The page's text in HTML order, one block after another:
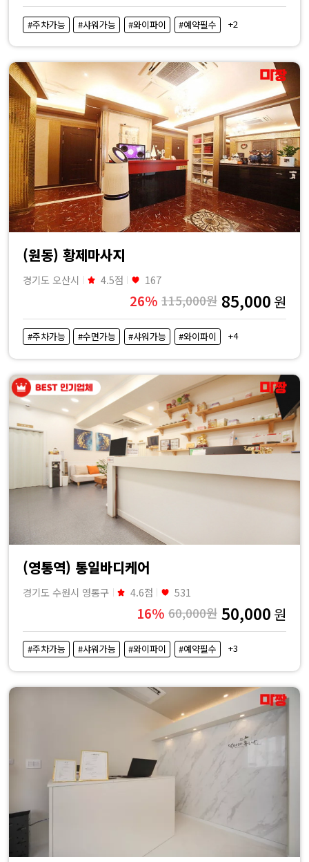
#주차가능 #샤워가능 #와이파이 #예약필수 +2
(원동) 황제마사지
경기도 오산시 4.5점 167
26% 115,000원 85,000 원
#주차가능 #수면가능 #샤워가능 #와이파이 +4
(영통역) 통일바디케어
경기도 수원시 영통구 4.6점 531
16% 60,000원 50,000 원
#주차가능 #샤워가능 #와이파이 #예약필수 +3